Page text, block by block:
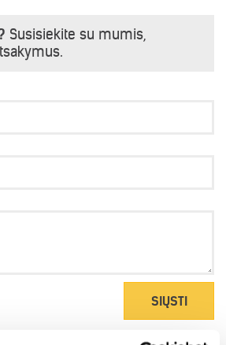
Susisiekite su mumis,
SIŲSTI